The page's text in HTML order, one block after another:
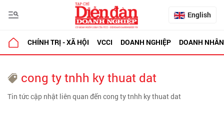
English
CHÍNH TRỊ - XÃ HỘI VCCI DOANH NGHIỆP DOANH NHÂN
cong ty tnhh ky thuat dat
Tin tức cập nhật liên quan đến cong ty tnhh ky thuat dat